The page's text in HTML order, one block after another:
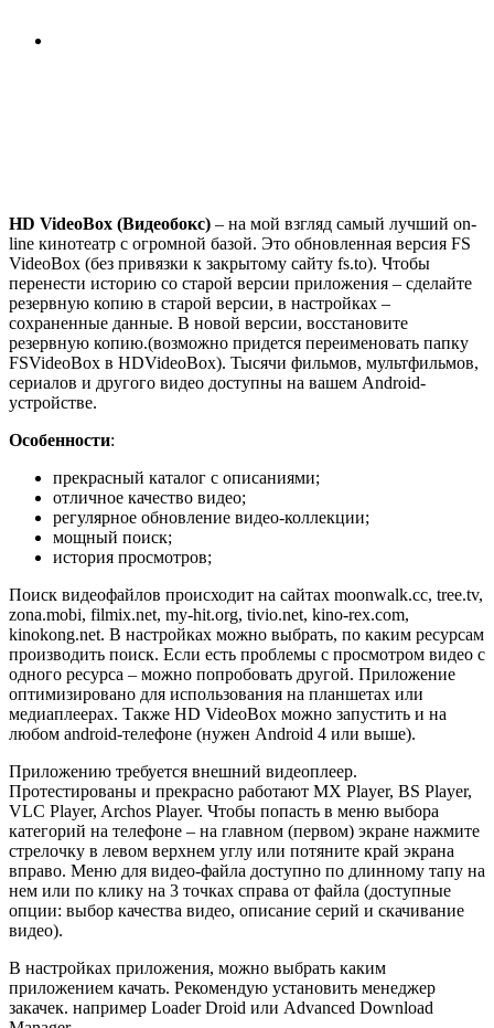
HD VideoBox (Видеобокс) – на мой взгляд самый лучший on-
line кинотеатр с огромной базой. Это обновленная версия FS
VideoBox (без привязки к закрытому сайту fs.to). Чтобы
перенести историю со старой версии приложения – сделайте
резервную копию в старой версии, в настройках –
сохраненные данные. В новой версии, восстановите
резервную копию.(возможно придется переименовать папку
FSVideoBox в HDVideoBox). Тысячи фильмов, мультфильмов,
сериалов и другого видео доступны на вашем Android-
устройстве.
Особенности:
прекрасный каталог с описаниями;
отличное качество видео;
регулярное обновление видео-коллекции;
мощный поиск;
история просмотров;
Поиск видеофайлов происходит на сайтах moonwalk.cc, tree.tv,
zona.mobi, filmix.net, my-hit.org, tivio.net, kino-rex.com,
kinokong.net. В настройках можно выбрать, по каким ресурсам
производить поиск. Если есть проблемы с просмотром видео с
одного ресурса – можно попробовать другой. Приложение
оптимизировано для использования на планшетах или
медиаплеерах. Также HD VideoBox можно запустить и на
любом android-телефоне (нужен Android 4 или выше).
Приложению требуется внешний видеоплеер.
Протестированы и прекрасно работают MX Player, BS Player,
VLC Player, Archos Player. Чтобы попасть в меню выбора
категорий на телефоне – на главном (первом) экране нажмите
стрелочку в левом верхнем углу или потяните край экрана
вправо. Меню для видео-файла доступно по длинному тапу на
нем или по клику на 3 точках справа от файла (доступные
опции: выбор качества видео, описание серий и скачивание
видео).
В настройках приложения, можно выбрать каким
приложением качать. Рекомендую установить менеджер
закачек. например Loader Droid или Advanced Download